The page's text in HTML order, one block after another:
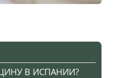
В ИСПАНИИ?